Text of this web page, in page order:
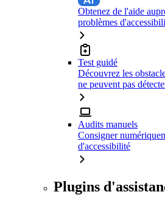
Obtenez de l'aide
problèmes
Test guidé
Découvrez les
ne peuvent pas
Audits manuels
Consigner
d'accessibilité
Plugins